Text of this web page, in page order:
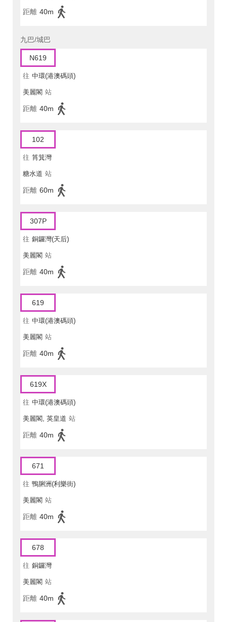
距離 40m
九巴/城巴
N619
往 中環(港澳碼頭)
美麗閣 站
距離 40m
102
往 筲箕灣
糖水道 站
距離 60m
307P
往 銅鑼灣(天后)
美麗閣 站
距離 40m
619
往 中環(港澳碼頭)
美麗閣 站
距離 40m
619X
往 中環(港澳碼頭)
美麗閣, 英皇道 站
距離 40m
671
往 鴨脷洲(利樂街)
美麗閣 站
距離 40m
678
往 銅鑼灣
美麗閣 站
距離 40m